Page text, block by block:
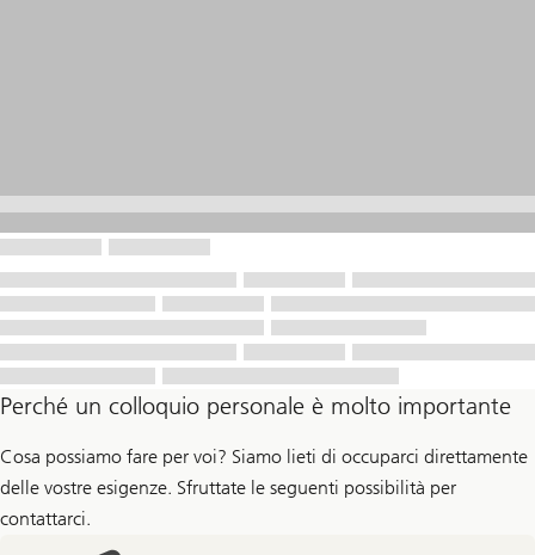
Perché un colloquio personale è molto importante
Cosa possiamo fare per voi? Siamo lieti di occuparci direttamente
delle vostre esigenze. Sfruttate le seguenti possibilità per
contattarci.